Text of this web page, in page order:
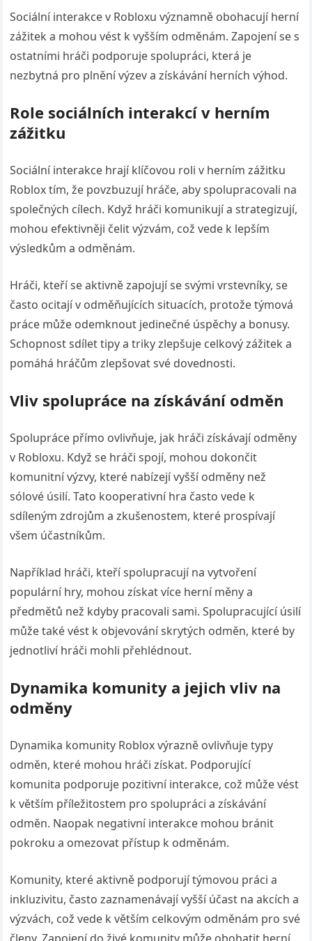
Sociální interakce v Robloxu významně obohacují herní
zážitek a mohou vést k vyšším odměnám. Zapojení se s
ostatními hráči podporuje spolupráci, která je
nezbytná pro plnění výzev a získávání herních výhod.
Role sociálních interakcí v herním
zážitku
Sociální interakce hrají klíčovou roli v herním zážitku
Roblox tím, že povzbuzují hráče, aby spolupracovali na
společných cílech. Když hráči komunikují a strategizují,
mohou efektivněji čelit výzvám, což vede k lepším
výsledkům a odměnám.
Hráči, kteří se aktivně zapojují se svými vrstevníky, se
často ocitají v odměňujících situacích, protože týmová
práce může odemknout jedinečné úspěchy a bonusy.
Schopnost sdílet tipy a triky zlepšuje celkový zážitek a
pomáhá hráčům zlepšovat své dovednosti.
Vliv spolupráce na získávání odměn
Spolupráce přímo ovlivňuje, jak hráči získávají odměny
v Robloxu. Když se hráči spojí, mohou dokončit
komunitní výzvy, které nabízejí vyšší odměny než
sólové úsilí. Tato kooperativní hra často vede k
sdíleným zdrojům a zkušenostem, které prospívají
všem účastníkům.
Například hráči, kteří spolupracují na vytvoření
populární hry, mohou získat více herní měny a
předmětů než kdyby pracovali sami. Spolupracující úsilí
může také vést k objevování skrytých odměn, které by
jednotliví hráči mohli přehlédnout.
Dynamika komunity a jejich vliv na
odměny
Dynamika komunity Roblox výrazně ovlivňuje typy
odměn, které mohou hráči získat. Podporující
komunita podporuje pozitivní interakce, což může vést
k větším příležitostem pro spolupráci a získávání
odměn. Naopak negativní interakce mohou bránit
pokroku a omezovat přístup k odměnám.
Komunity, které aktivně podporují týmovou práci a
inkluzivitu, často zaznamenávají vyšší účast na akcích a
výzvách, což vede k větším celkovým odměnám pro své